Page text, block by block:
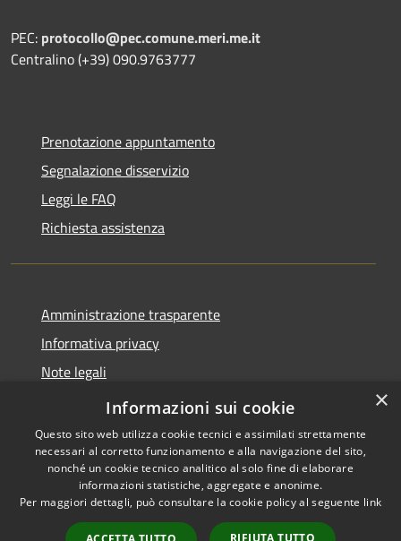
PEC: protocollo@pec.comune.meri.me.it
Centralino (+39) 090.9763777
Prenotazione appuntamento
Segnalazione disservizio
Leggi le FAQ
Richiesta assistenza
Amministrazione trasparente
Informativa privacy
Note legali
Dichiarazione di accessibilità
Accessibilità
Copyright © 2026 • Comune di
Merì • Powered by
Municipium• Accesso
×
Informazioni sui cookie
Questo sito web utilizza cookie tecnici e assimilati strettamente
necessari al corretto funzionamento e alla navigazione del sito,
nonché un cookie tecnico analitico al solo fine di elaborare
informazioni statistiche, aggregate e anonime.
Per maggiori dettagli, può consultare la cookie policy al seguente link
RIFIUTA TUTTO